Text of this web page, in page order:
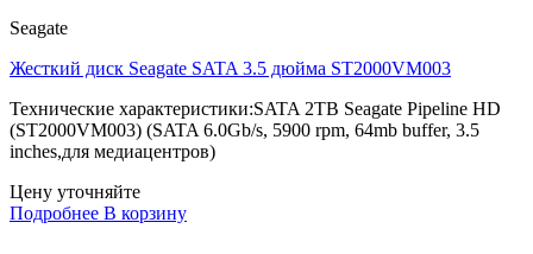
Seagate
Жесткий диск Seagate SATA 3.5 дюйма ST2000VM003
Технические характеристики:SATA 2TB Seagate Pipeline HD
(ST2000VM003) (SATA 6.0Gb/s, 5900 rpm, 64mb buffer, 3.5
inches,для медиацентров)
Цену уточняйте
Подробнее В корзину